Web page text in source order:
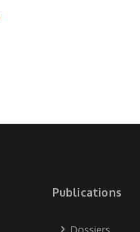
Publications
Dossiers